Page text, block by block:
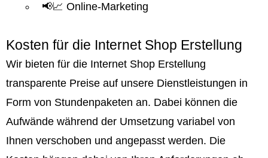
📢📈 Online-Marketing
Kosten für die Internet Shop Erstellung
Wir bieten für die Internet Shop Erstellung
transparente Preise auf unsere Dienstleistungen in
Form von Stundenpaketen an. Dabei können die
Aufwände während der Umsetzung variabel von
Ihnen verschoben und angepasst werden. Die